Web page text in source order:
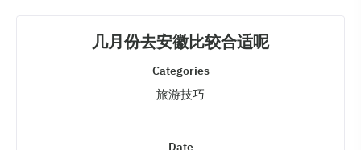
几月份去安徽比较合适呢
Categories
旅游技巧
Date